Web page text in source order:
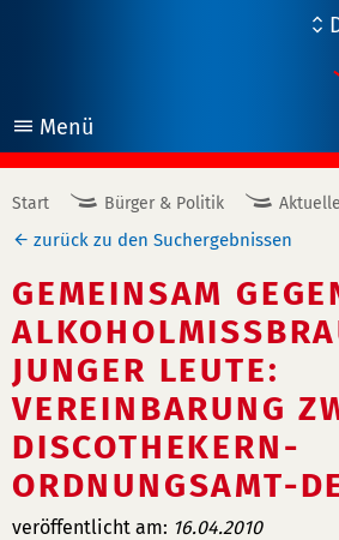
Menü
öffnen
Start Bürger & Politik
zurück zu den Suchergebnissen
GEMEINSAM
JUNGER LEUTE:
VEREINBARUNG
DISCOTHEKERN-
ORDNUNGSAMT-
veröffentlicht am: 16.04.2010